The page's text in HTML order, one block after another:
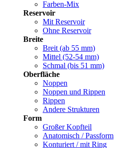
Farben-Mix
Reservoir
Mit Reservoir
Ohne Reservoir
Breite
Breit (ab 55 mm)
Mittel (52-54 mm)
Schmal (bis 51 mm)
Oberfläche
Noppen
Noppen und Rippen
Rippen
Andere Strukturen
Form
Großer Kopfteil
Anatomisch / Passform
Konturiert / mit Ring